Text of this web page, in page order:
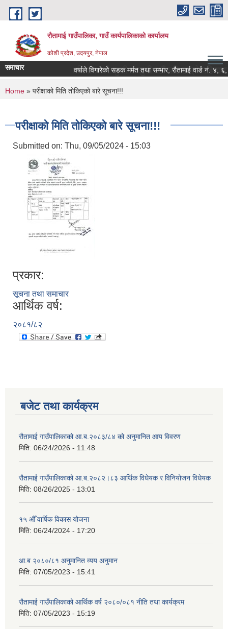
Skip to main content
रौतामाई गाउँपालिका, गाउँ कार्यपालिकाको कार्यालय
कोशी प्रदेश, उदयपुर, नेपाल
हाम्रो अभियान सबै सुखी र खुसी रहौं यहि हाम्रो पहिचान"
समाचार वर्षाले विगारेको सडक मर्मत तथा सम्भार, रौतामाई वार्ड नं. ४, ६,
You are here
Home » परीक्षाको मिति तोकिएको बारे सूचना!!!
परीक्षाको मिति तोकिएको बारे सूचना!!!
Submitted on: Thu, 09/05/2024 - 15:03
प्रकार:
सूचना तथा समाचार
आर्थिक वर्ष:
२०८१/८२
बजेट तथा कार्यक्रम
रौतामाई गाउँपालिकाको आ.ब.२०८३/८४ को अनुमानित आय विवरण
मिति: 06/24/2026 - 11:48
रौतामाई गाउँपालिकाको आ.ब.२०८२।८३ आर्थिक विधेयक र विनियोजन विधेयक
मिति: 08/26/2025 - 13:01
१५ औँ वार्षिक विकास योजना
मिति: 06/24/2024 - 17:20
आ.ब २०८०/८१ अनुमानित व्यय अनुमान
मिति: 07/05/2023 - 15:41
रौतामाई गाउँपालिकाको आर्थिक वर्ष २०८०/०८१ नीति तथा कार्यक्रम
मिति: 07/05/2023 - 15:19